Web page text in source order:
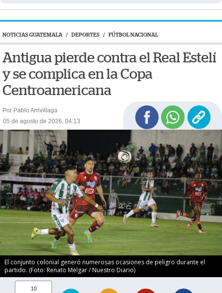
NOTICIAS GUATEMALA / DEPORTES / FÚTBOL NACIONAL
Antigua pierde contra el Real Estelí
y se complica en la Copa
Centroamericana
Por Pablo Arrivillaga
05 de agosto de 2026, 04:13
El conjunto colonial generó numerosas ocasiones de peligro durante el
partido. (Foto: Renato Melgar / Nuestro Diario)
10